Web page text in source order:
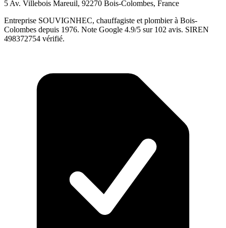
5 Av. Villebois Mareuil, 92270 Bois-Colombes, France
Entreprise SOUVIGNHEC, chauffagiste et plombier à Bois-
Colombes depuis 1976. Note Google 4.9/5 sur 102 avis. SIREN
498372754 vérifié.